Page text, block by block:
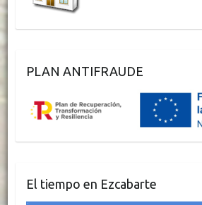
PLAN ANTIFRAUDE
El tiempo en Ezcabarte